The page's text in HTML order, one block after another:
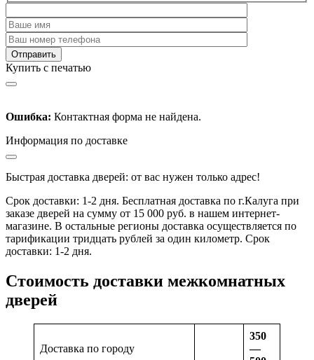
Купить с печатью
Ошибка: Контактная форма не найдена.
Информация по доставке
Быстрая доставка дверей: от вас нужен только адрес!
Срок доставки: 1-2 дня. Бесплатная доставка по г.Калуга при
заказе дверей на сумму от 15 000 руб. в нашем интернет-
магазине. В остальные регионы доставка осуществляется по
тарификации тридцать рублей за один километр. Срок
доставки: 1-2 дня.
Стоимость доставки межкомнатных
дверей
Доставка по городу
350
—